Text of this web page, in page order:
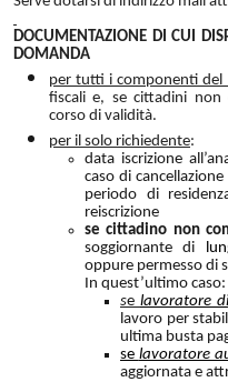
DOCUMENTAZIONE DI CUI
DOMANDA
per tutti i componenti del
fiscali e, se cittadini non
corso di validità.
per il solo richiedente:
data iscrizione
caso di
periodo di
reiscrizione
se cittadino non
soggiornante di
oppure permesso di
In quest’ultimo caso:
se lavoratore
lavoro per
ultima busta
se lavoratore
aggiornata e